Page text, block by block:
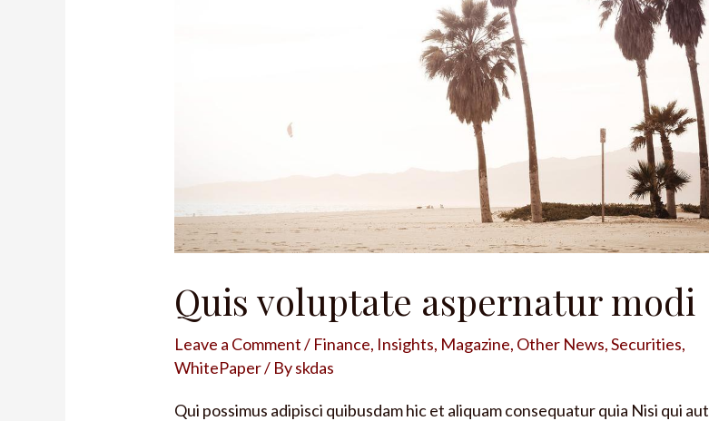
Quis voluptate aspernatur modi
Leave a Comment/ Finance, Insights, Magazine, Other News,Securities,
WhitePaper/ Byskdas
Qui possimus adipisci quibusdam hic et aliquam consequatur quia Nisi qui aut